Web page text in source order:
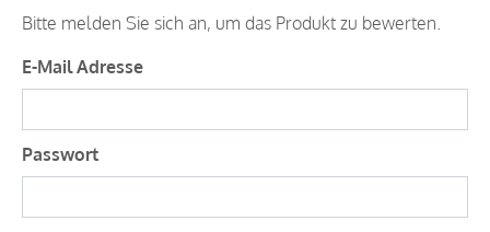
Bitte melden Sie sich an, um das Produkt zu bewerten.
E-Mail Adresse
Passwort